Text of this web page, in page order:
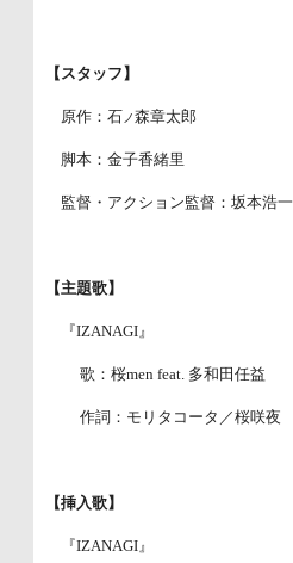
【スタッフ】
原作：石 ノ森章太郎
脚本：金子香緒里
監督・アクション監督：坂本浩一
【主題歌】
『IZANAGI』
歌：桜men feat. 多和田任益
作詞：モリタコータ／桜咲夜
【挿入歌】
『IZANAGI』